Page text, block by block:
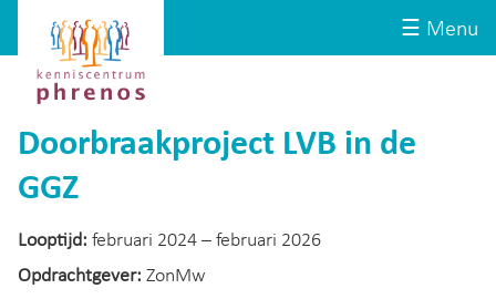
☰ Menu
Kenniscentrum
Phrenos
website
Doorbraakproject LVB in de
GGZ
Looptijd: februari 2024 – februari 2026
Opdrachtgever: ZonMw